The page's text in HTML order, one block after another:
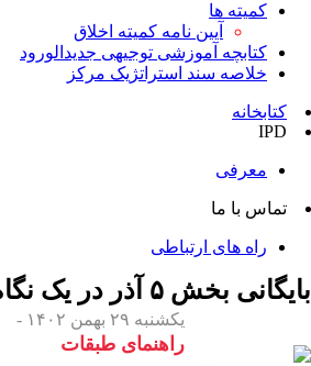
کمیته ها
آیین نامه کمیته اخلاق
کتابچه آموزشی توجیهی جدیدالورود
خلاصه سند استراتژیک مرکز
کتابخانه
IPD
معرفی
تماس با ما
راه های ارتباطی
بایگانی بخش ۵ آذر در یک نگاه
یکشنبه ۲۹ بهمن ۱۴۰۲ -
راهنمای طبقات